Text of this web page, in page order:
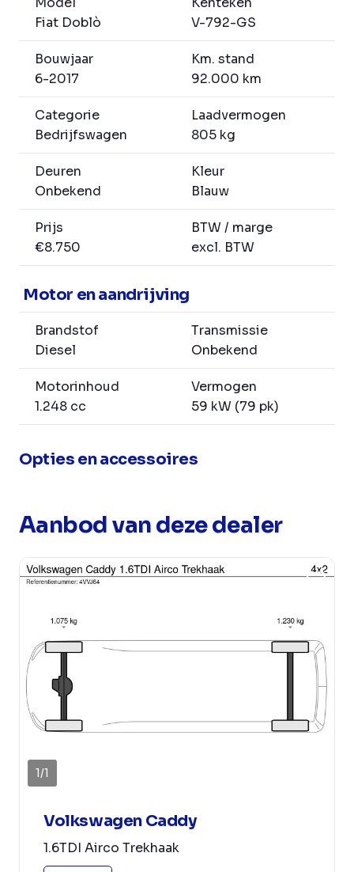
Fiat Doblò
V-792-GS
Bouwjaar
6-2017
Km. stand
92.000 km
Categorie
Bedrijfswagen
Laadvermogen
805 kg
Deuren
Onbekend
Kleur
Blauw
Prijs
€8.750
BTW / marge
excl. BTW
Motor en aandrijving
Brandstof
Diesel
Transmissie
Onbekend
Motorinhoud
1.248 cc
Vermogen
59 kW (79 pk)
Opties en accessoires
Aanbod van deze dealer
1/1
Volkswagen Caddy
1.6TDI Airco Trekhaak